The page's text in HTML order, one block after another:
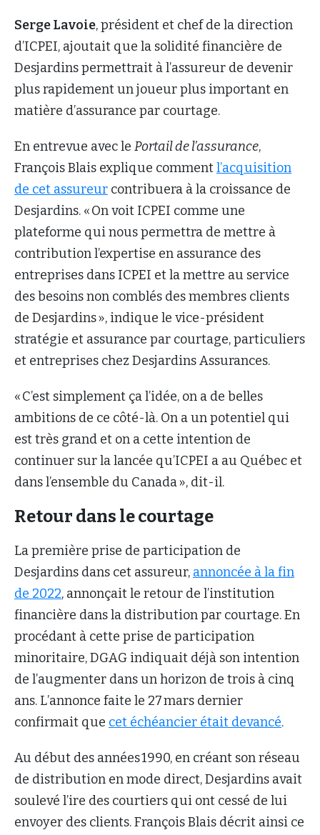
Serge Lavoie, président et chef de la direction
d’ICPEI, ajoutait que la solidité financière de
Desjardins permettrait à l’assureur de devenir
plus rapidement un joueur plus important en
matière d’assurance par courtage.
En entrevue avec le Portail de l’assurance,
François Blais explique commentl’acquisition
de cet assureur contribuera à la croissance de
Desjardins. « On voit ICPEI comme une
plateforme qui nous permettra de mettre à
contribution l’expertise en assurance des
entreprises dans ICPEI et la mettre au service
des besoins non comblés des membres clients
de Desjardins », indique le vice-président
stratégie et assurance par courtage, particuliers
et entreprises chez Desjardins Assurances.
« C’est simplement ça l’idée, on a de belles
ambitions de ce côté-là. On a un potentiel qui
est très grand et on a cette intention de
continuer sur la lancée qu’ICPEI a au Québec et
dans l’ensemble du Canada », dit-il.
Retour dans le courtage
La première prise de participation de
Desjardins dans cet assureur, annoncée à la fin
de 2022, annonçait le retour de l’institution
financière dans la distribution par courtage. En
procédant à cette prise de participation
minoritaire, DGAG indiquait déjà son intention
de l’augmenter dans un horizon de trois à cinq
ans. L’annonce faite le 27 mars dernier
confirmait que cet échéancier était devancé.
Au début des années 1990, en créant son réseau
de distribution en mode direct, Desjardins avait
soulevé l’ire des courtiers qui ont cessé de lui
envoyer des clients. François Blais décrit ainsi ce